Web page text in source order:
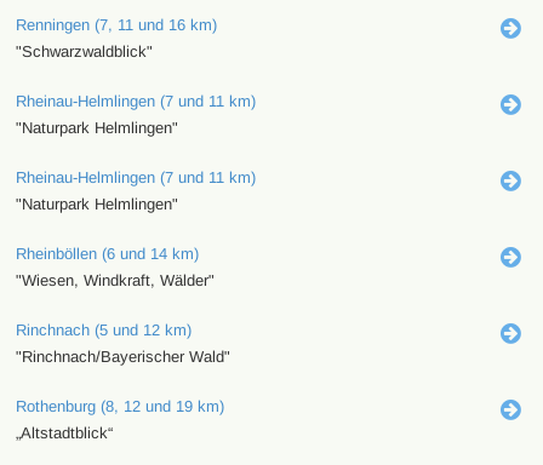
Renningen (7, 11 und 16 km)
"Schwarzwaldblick"
Rheinau-Helmlingen (7 und 11 km)
"Naturpark Helmlingen"
Rheinau-Helmlingen (7 und 11 km)
"Naturpark Helmlingen"
Rheinböllen (6 und 14 km)
"Wiesen, Windkraft, Wälder"
Rinchnach (5 und 12 km)
"Rinchnach/Bayerischer Wald"
Rothenburg (8, 12 und 19 km)
„Altstadtblick“